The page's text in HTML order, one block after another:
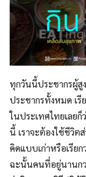
ทุกวันนี้ประชากรผู้สู
ประชากรทั้งหมด เ
ในประเทศไทยเลยก็
นี้ เราจะต้องใช้ชีวิ
คิดแบบเก่าหรือเรีย
ฉะนั้นคนที่อยู่นานก